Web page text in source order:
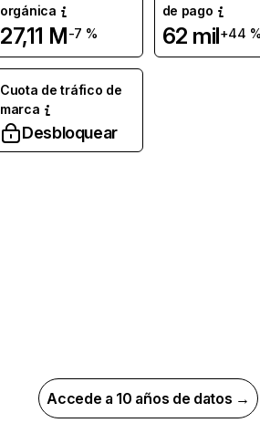
orgánica
27,11 M-7 %
de pago
62 mil+44
Cuota de tráfico de
marca
Desbloquear
Accede a 10 años de datos →